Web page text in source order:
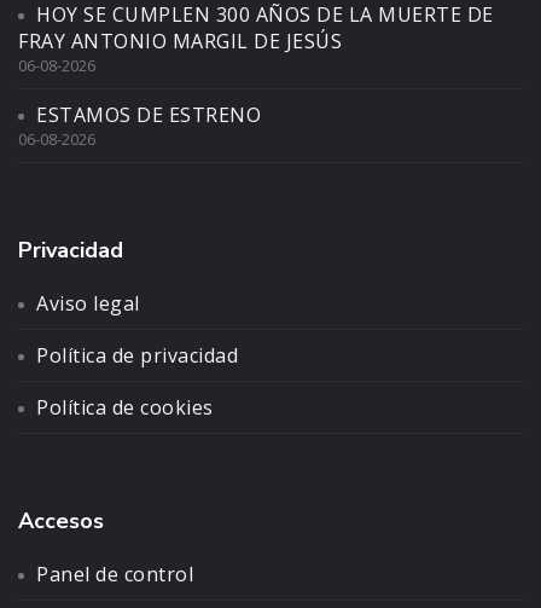
HOY SE CUMPLEN 300 AÑOS DE LA MUERTE DE
FRAY ANTONIO MARGIL DE JESÚS
06-08-2026
ESTAMOS DE ESTRENO
06-08-2026
Privacidad
Aviso legal
Política de privacidad
Política de cookies
Accesos
Panel de control